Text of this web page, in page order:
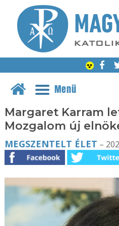
Menü
Margaret Karram
Mozgalom új
MEGSZENTELT ÉLET –